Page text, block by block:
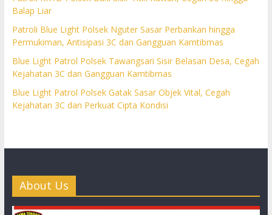
Balap Liar
Patroli Blue Light Polsek Nguter Sasar Perbankan hingga
Permukiman, Antisipasi 3C dan Gangguan Kamtibmas
Blue Light Patrol Polsek Tawangsari Sisir Belasan Desa, Cegah
Kejahatan 3C dan Gangguan Kamtibmas
Blue Light Patrol Polsek Gatak Sasar Objek Vital, Cegah
Kejahatan 3C dan Perkuat Cipta Kondisi
About Us